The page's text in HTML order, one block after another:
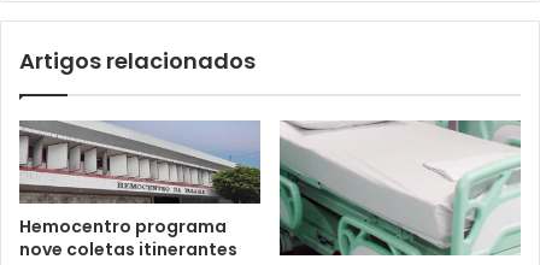
Artigos relacionados
Hemocentro programa
nove coletas itinerantes